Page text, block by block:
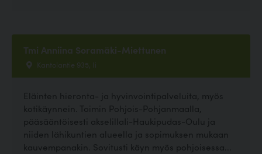
Tmi Anniina Soramäki-Miettunen
Kantolantie 935, Ii
Eläinten hieronta- ja hyvinvointipalveluita, myös
kotikäynnein. Toimin Pohjois-Pohjanmaalla,
pääsääntöisesti akselillaIi-Haukipudas-Oulu ja
niiden lähikuntien alueella ja sopimuksen mukaan
kauvempanakin. Sovitusti käyn myös pohjoisessa...